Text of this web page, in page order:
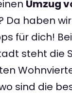
Umzug
Da haben
für dich!
steht die
sind die